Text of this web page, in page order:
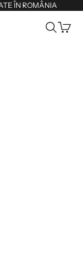
ÎN ROMÂNIA
Deschide